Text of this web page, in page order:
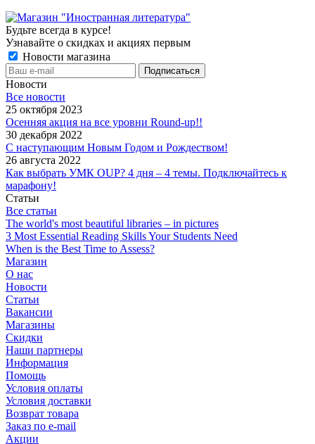
Будьте всегда в курсе!
Узнавайте о скидках и акциях первым
Новости магазина
Новости
Все новости
25 октября 2023
Осенняя акция на все уровни Round-up!!
30 декабря 2022
С наступающим Новым Годом и Рождеством!
26 августа 2022
Как выбрать УМК OUP? 4 дня – 4 темы. Подключайтесь к
марафону!
Статьи
Все статьи
The world's most beautiful libraries – in pictures
3 Most Essential Reading Skills Your Students Need
When is the Best Time to Assess?
Магазин
О нас
Новости
Статьи
Вакансии
Магазины
Скидки
Наши партнеры
Информация
Помощь
Условия оплаты
Условия доставки
Возврат товара
Заказ по e-mail
Акции